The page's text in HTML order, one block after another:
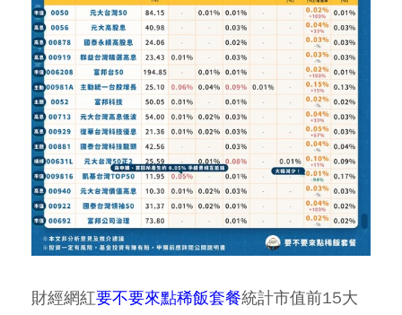
財經網紅要不要來點稀飯套餐統計市值前15大